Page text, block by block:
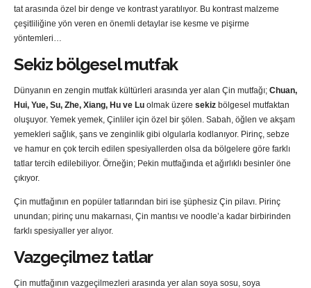
tat arasında özel bir denge ve kontrast yaratılıyor. Bu kontrast malzeme
çeşitliliğine yön veren en önemli detaylar ise kesme ve pişirme
yöntemleri…
Sekiz bölgesel mutfak
Dünyanın en zengin mutfak kültürleri arasında yer alan Çin mutfağı; Chuan,
Hui, Yue, Su, Zhe, Xiang, Hu ve Lu olmak üzere sekiz bölgesel mutfaktan
oluşuyor. Yemek yemek, Çinliler için özel bir şölen. Sabah, öğlen ve akşam
yemekleri sağlık, şans ve zenginlik gibi olgularla kodlanıyor. Pirinç, sebze
ve hamur en çok tercih edilen spesiyallerden olsa da bölgelere göre farklı
tatlar tercih edilebiliyor. Örneğin; Pekin mutfağında et ağırlıklı besinler öne
çıkıyor.
Çin mutfağının en popüler tatlarından biri ise şüphesiz Çin pilavı. Pirinç
unundan; pirinç unu makarnası, Çin mantısı ve noodle’a kadar birbirinden
farklı spesiyaller yer alıyor.
Vazgeçilmez tatlar
Çin mutfağının vazgeçilmezleri arasında yer alan soya sosu, soya